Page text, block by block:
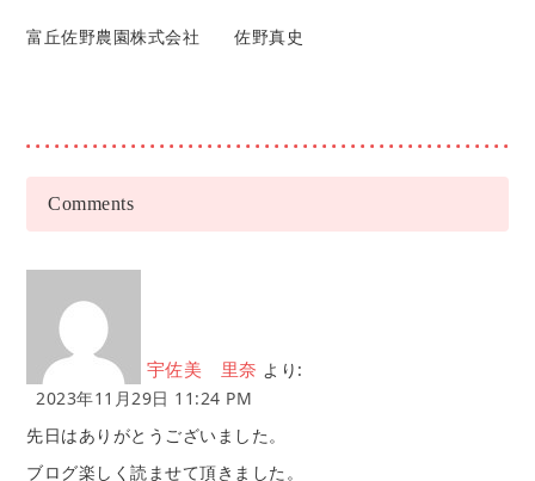
富丘佐野農園株式会社 佐野真史
Comments
宇佐美 里奈 より:
2023年11月29日 11:24 PM
先日はありがとうございました。
ブログ楽しく読ませて頂きました。